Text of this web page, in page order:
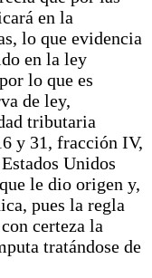
en la
lo que evidencia
en la ley
lo que es
de ley,
tributaria
y 31, fracción IV,
Unidos
le dio origen y,
pues la regla
certeza la
tratándose de